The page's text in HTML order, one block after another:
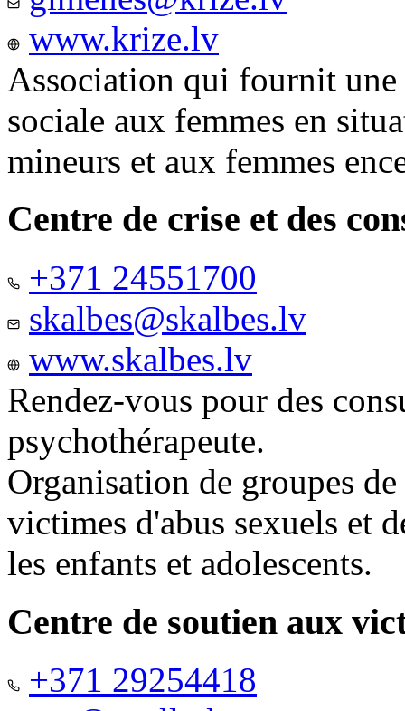
www.krize.lv
Association qui fournit une
sociale aux femmes en
mineurs et aux femmes
Centre de crise et des
+371 24551700
skalbes@skalbes.lv
www.skalbes.lv
Rendez-vous pour des
psychothérapeute.
Organisation de groupes
victimes d'abus sexuels et
les enfants et adolescents.
Centre de soutien aux
+371 29254418